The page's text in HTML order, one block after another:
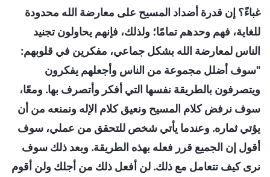
غباءً؟ إن قدرة أضداد المسيح على معارضة الله محدودة
للغاية، فهم وحدهم تمامًا؛ ولذلك، فإنهم يحاولون تجنيد
الناس لمعارضة الله بشكل جماعي، مفكرين في قلوبهم:
"سوف أضلل مجموعة من الناس وأجعلهم يفكرون
ويتصرفون بالطريقة نفسها التي أفكر وأتصرف بها. ومعًا،
سوف نرفض كلام المسيح ونعيق كلام الإله ونمنعه من أن
يؤتي ثماره. وعندما يأتي شخص للتحقق من عملي، سوف
أقول إن الجميع قرر فعله بهذه الطريقة. وبعد ذلك سوف
نرى كيف تتعامل مع ذلك. لن أفعل ذلك من أجلك ولن أقوم